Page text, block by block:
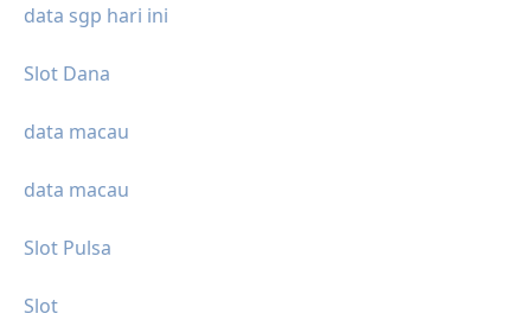
data sgp hari ini
Slot Dana
data macau
data macau
Slot Pulsa
Slot